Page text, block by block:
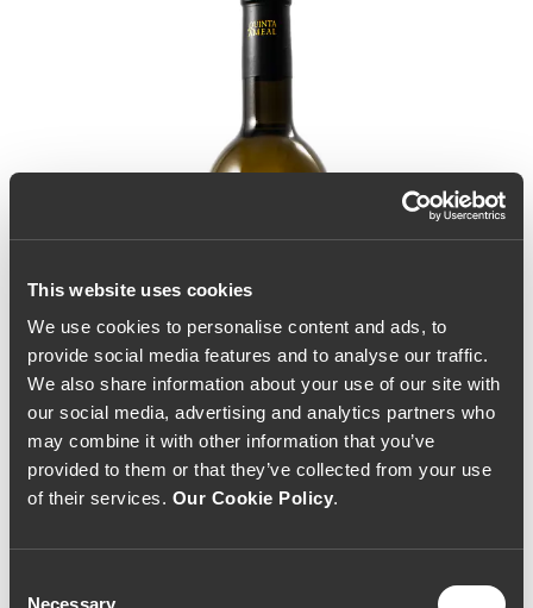
This website uses cookies
We use cookies to personalise content and ads, to
provide social media features and to analyse our traffic.
We also share information about your use of our site with
our social media, advertising and analytics partners who
may combine it with other information that you’ve
provided to them or that they’ve collected from your use
of their services. Our Cookie Policy.
Necessary